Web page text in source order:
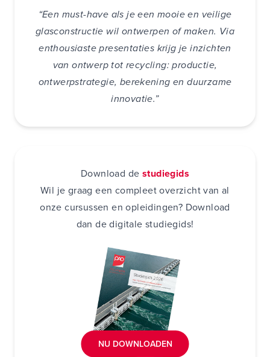
“Een must-have als je een mooie en veilige
glasconstructie wil ontwerpen of maken. Via
enthousiaste presentaties krijg je inzichten
van ontwerp tot recycling: productie,
ontwerpstrategie, berekening en duurzame
innovatie.”
Download de studiegids
Wil je graag een compleet overzicht van al
onze cursussen en opleidingen? Download
dan de digitale studiegids!
NU DOWNLOADEN